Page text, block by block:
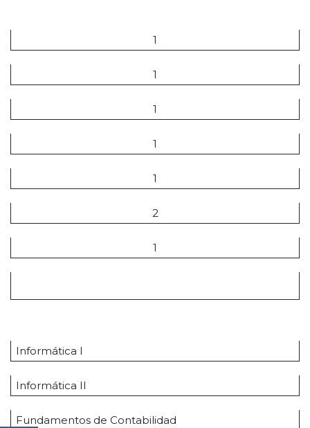
1
1
1
1
1
2
1
Informática I
Informática II
Fundamentos de Contabilidad